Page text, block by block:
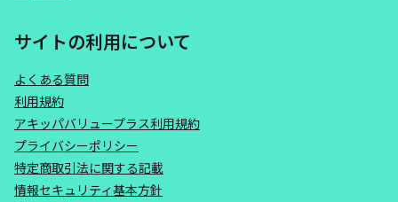
サイトの利用について
よくある質問
利用規約
アキッパバリュープラス利用規約
プライバシーポリシー
特定商取引法に関する記載
情報セキュリティ基本方針